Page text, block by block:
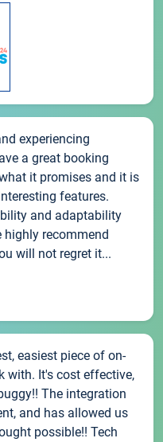
experiencing
a great booking
it promises and it is
features.
and adaptability
highly recommend
will not regret it...
easiest piece of on-
with. It's cost effective,
The integration
and has allowed us
possible!! Tech